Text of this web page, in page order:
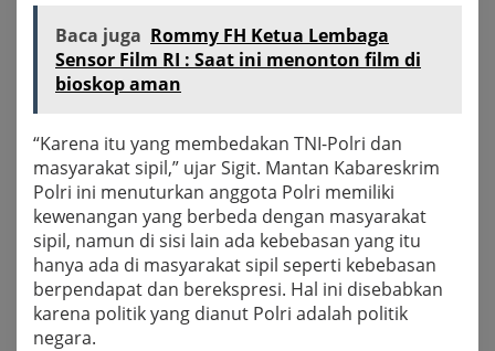
Baca juga Rommy FH Ketua Lembaga
Sensor Film RI : Saat ini menonton film di
bioskop aman
“Karena itu yang membedakan TNI-Polri dan
masyarakat sipil,” ujar Sigit. Mantan Kabareskrim
Polri ini menuturkan anggota Polri memiliki
kewenangan yang berbeda dengan masyarakat
sipil, namun di sisi lain ada kebebasan yang itu
hanya ada di masyarakat sipil seperti kebebasan
berpendapat dan berekspresi. Hal ini disebabkan
karena politik yang dianut Polri adalah politik
negara.